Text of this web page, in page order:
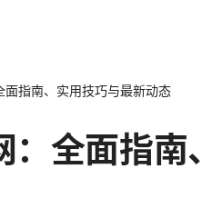
指南、实用技巧与最新动态
全面指南